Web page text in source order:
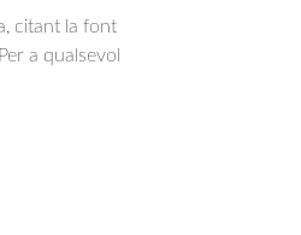
citant la font
a qualsevol